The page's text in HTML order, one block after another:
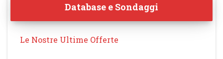
Database e Sondaggi
Le Nostre Ultime Offerte